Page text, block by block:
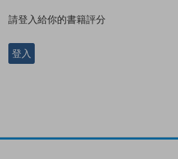
請登入給你的書籍評分
登入